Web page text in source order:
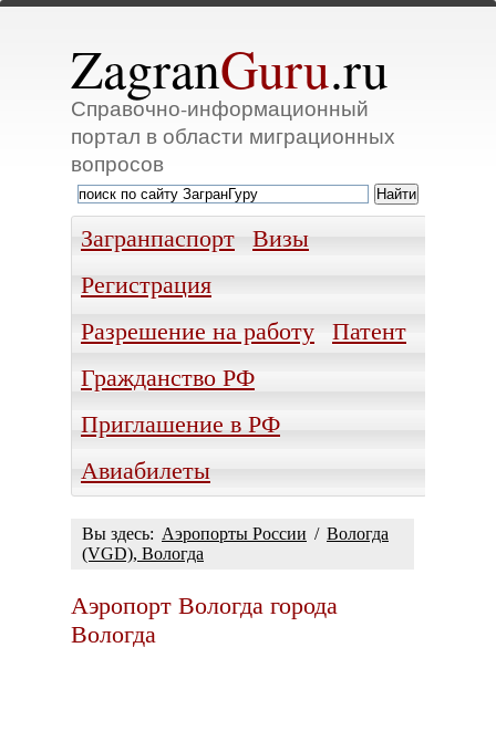
ZagranGuru.ru
Справочно-информационный
портал в области миграционных
вопросов
Загранпаспорт
Визы
Регистрация
Разрешение на работу
Патент
Гражданство РФ
Приглашение в РФ
Авиабилеты
Вы здесь: Аэропорты России / Вологда
(VGD), Вологда
Аэропорт Вологда города
Вологда